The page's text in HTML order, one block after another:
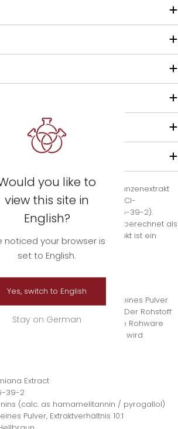
10:1 ist ein wasserlöslicher Pflanzenextrakt
virginiana) mit der INCI-
Virginiana Extract (CAS 68916-39-2).
(Total tannins), berechnet als
Der tanninreiche Extrakt ist ein
für die Kosmetik- und
10:1 konzentriert und als feines Pulver
von Goldgelb bis Hellbraun. Der Rohstoff
und Designed in Germany. Die Rohware
dem Rest der Welt, KbA-Ware wird
Extract
39-2
(calc. as hamamelitannin / pyrogallol)
Pulver, Extraktverhältnis 10:1
you like to
view this site in
English?
noticed your browser is
set to English.
Yes, switch to English
Stay on German